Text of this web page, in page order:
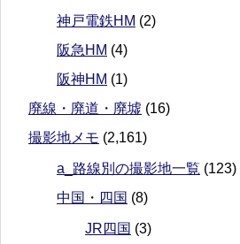
神戸電鉄HM (2)
阪急HM (4)
阪神HM (1)
廃線・廃道・廃墟 (16)
撮影地メモ (2,161)
a_路線別の撮影地一覧 (123)
中国・四国 (8)
JR四国 (3)